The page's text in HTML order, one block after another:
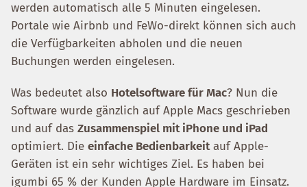
werden automatisch alle 5 Minuten eingelesen.
Portale wie Airbnb und FeWo-direkt können sich auch
die Verfügbarkeiten abholen und die neuen
Buchungen werden eingelesen.
Was bedeutet also Hotelsoftware für Mac? Nun die
Software wurde gänzlich auf Apple Macs geschrieben
und auf das Zusammenspiel mit iPhone und iPad
optimiert. Die einfache Bedienbarkeitauf Apple-
Geräten ist ein sehr wichtiges Ziel. Es haben bei
igumbi 65 % der Kunden Apple Hardware im Einsatz.